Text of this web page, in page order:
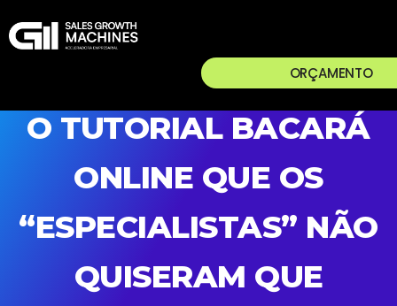
ORÇAMENTO
O TUTORIAL BACARÁ
ONLINE QUE OS
“ESPECIALISTAS” NÃO
QUISERAM QUE